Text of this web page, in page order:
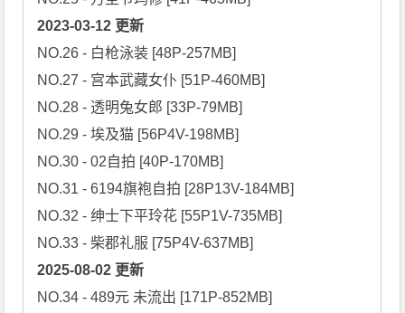
2023-03-12 更新
NO.26 - 白枪泳装 [48P-257MB]
NO.27 - 宫本武藏女仆 [51P-460MB]
NO.28 - 透明兔女郎 [33P-79MB]
NO.29 - 埃及猫 [56P4V-198MB]
NO.30 - 02自拍 [40P-170MB]
NO.31 - 6194旗袍自拍 [28P13V-184MB]
NO.32 - 绅士下平玲花 [55P1V-735MB]
2025-08-02 更新
NO.34 - 489元 未流出 [171P-852MB]